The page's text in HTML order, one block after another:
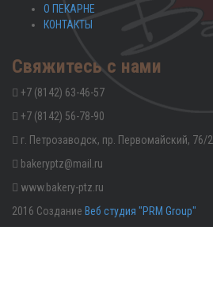
О ПЕКАРНЕ
КОНТАКТЫ
Свяжитесь с нами
+7 (8142) 63-46-57
+7 (8142) 56-78-90
г. Петрозаводск, пр. Первомайский, 76/2
bakeryptz@mail.ru
www.bakery-ptz.ru
2016 Создание Веб студия "PRM Group"